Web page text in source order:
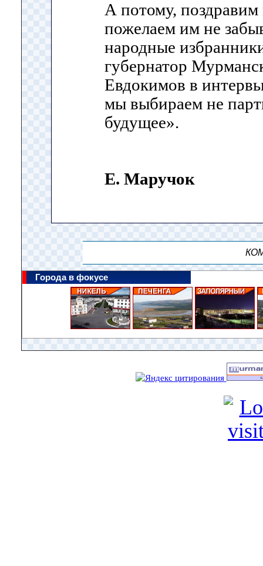
А потому,
пожелаем им не
народные
губернатор
Евдокимов в
мы выбираем не
будущее».
Е. Маручок
Города в фокусе